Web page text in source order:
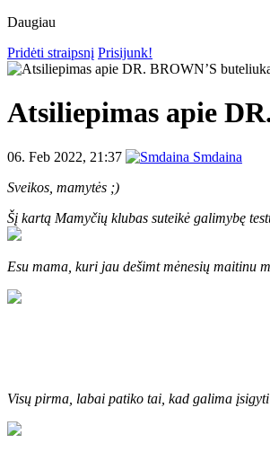
Daugiau
Pridėti straipsnį Prisijunk!
Atsiliepimas apie
06. Feb 2022, 21:37
Smdaina
Sveikos, mamytės ;)
Šį kartą Mamyčių klubas suteikė galimybę
Esu mama, kuri jau dešimt mėnesių maitinu
Visų pirma, labai patiko tai, kad galima